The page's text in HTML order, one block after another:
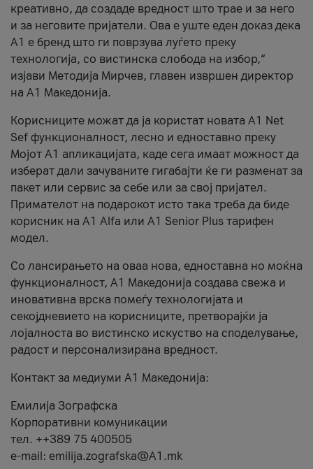
креативно, да создаде вредност што трае и за него
и за неговите пријатели. Ова е уште еден доказ дека
А1 е бренд што ги поврзува луѓето преку
технологија, со вистинска слобода на избор,“
изјави Методија Мирчев, главен извршен директор
на А1 Македонија.
Корисниците можат да ја користат новата А1 Net
Sef функционалност, лесно и едноставно преку
Мојот А1 апликацијата, каде сега имаат можност да
изберат дали зачуваните гигабајти ќе ги разменат за
пакет или сервис за себе или за свој пријател.
Примателот на подарокот исто така треба да биде
корисник на А1 Alfa или A1 Senior Plus тарифен
модел.
Со лансирањето на оваа нова, едноставна но моќна
функционалност, А1 Македонија создава свежа и
иновативна врска помеѓу технологијата и
секојдневието на корисниците, претворајќи ја
лојалноста во вистинско искуство на споделување,
радост и персонализирана вредност.
Контакт за медиуми А1 Македонија:
Емилија Зографска
Корпоративни комуникации
тел. ++389 75 400505
e-mail: emilija.zografska@A1.mk